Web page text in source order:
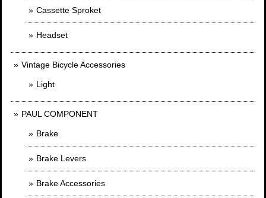
Cassette Sproket
Headset
Vintage Bicycle Accessories
Light
PAUL COMPONENT
Brake
Brake Levers
Brake Accessories